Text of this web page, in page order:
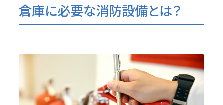
倉庫に必要な消防設備とは？